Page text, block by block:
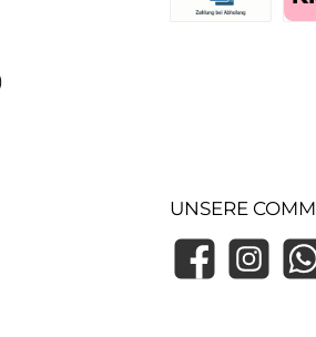
UNSERE
FacebookInstagram